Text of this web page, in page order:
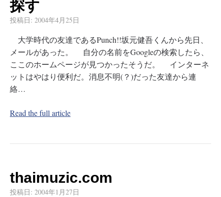
探す
投稿日: 2004年4月25日
大学時代の友達であるPunch!!坂元健吾くんから先日、
メールがあった。 自分の名前をGoogleの検索したら、
ここのホームページが見つかったそうだ。 インターネ
ットはやはり便利だ。消息不明(？)だった友達から連
絡…
Read the full article
thaimuzic.com
投稿日: 2004年1月27日